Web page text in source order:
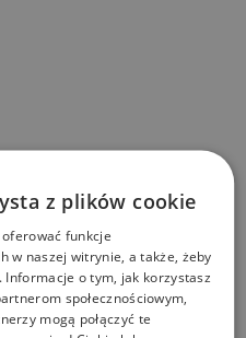
z plików cookie
funkcje
w naszej witrynie, a także, żeby
o tym, jak korzystasz
społecznościowym,
mogą połączyć te